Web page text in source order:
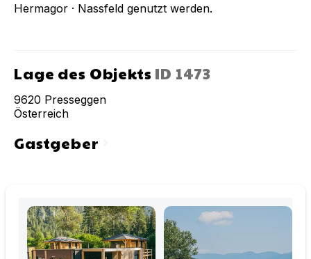
Hermagor · Nassfeld genutzt werden.
Lage des Objekts ID 1473
9620 Presseggen
Österreich
Gastgeberchevron_right